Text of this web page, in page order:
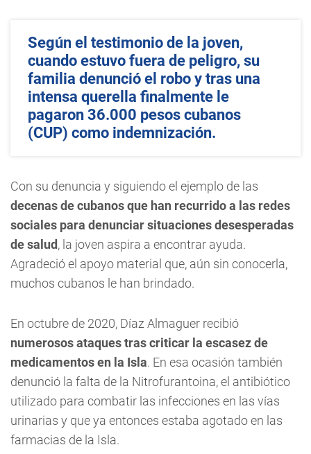
Según el testimonio de la joven,
cuando estuvo fuera de peligro, su
familia denunció el robo y tras una
intensa querella finalmente le
pagaron 36.000 pesos cubanos
(CUP) como indemnización.
Con su denuncia y siguiendo el ejemplo de las
decenas de cubanos que han recurrido a las redes
sociales para denunciar situaciones desesperadas
de salud, la joven aspira a encontrar ayuda.
Agradeció el apoyo material que, aún sin conocerla,
muchos cubanos le han brindado.
En octubre de 2020, Díaz Almaguer recibió
numerosos ataques tras criticar la escasez de
medicamentos en la Isla. En esa ocasión también
denunció la falta de la Nitrofurantoina, el antibiótico
utilizado para combatir las infecciones en las vías
urinarias y que ya entonces estaba agotado en las
farmacias de la Isla.